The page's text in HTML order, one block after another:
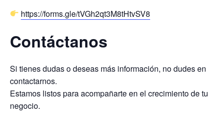
https://forms.gle/tVGh2qt3M8tHtvSV8
Contáctanos
Si tienes dudas o deseas más información, no dudes en
contactarnos.
Estamos listos para acompañarte en el crecimiento de tu
negocio.